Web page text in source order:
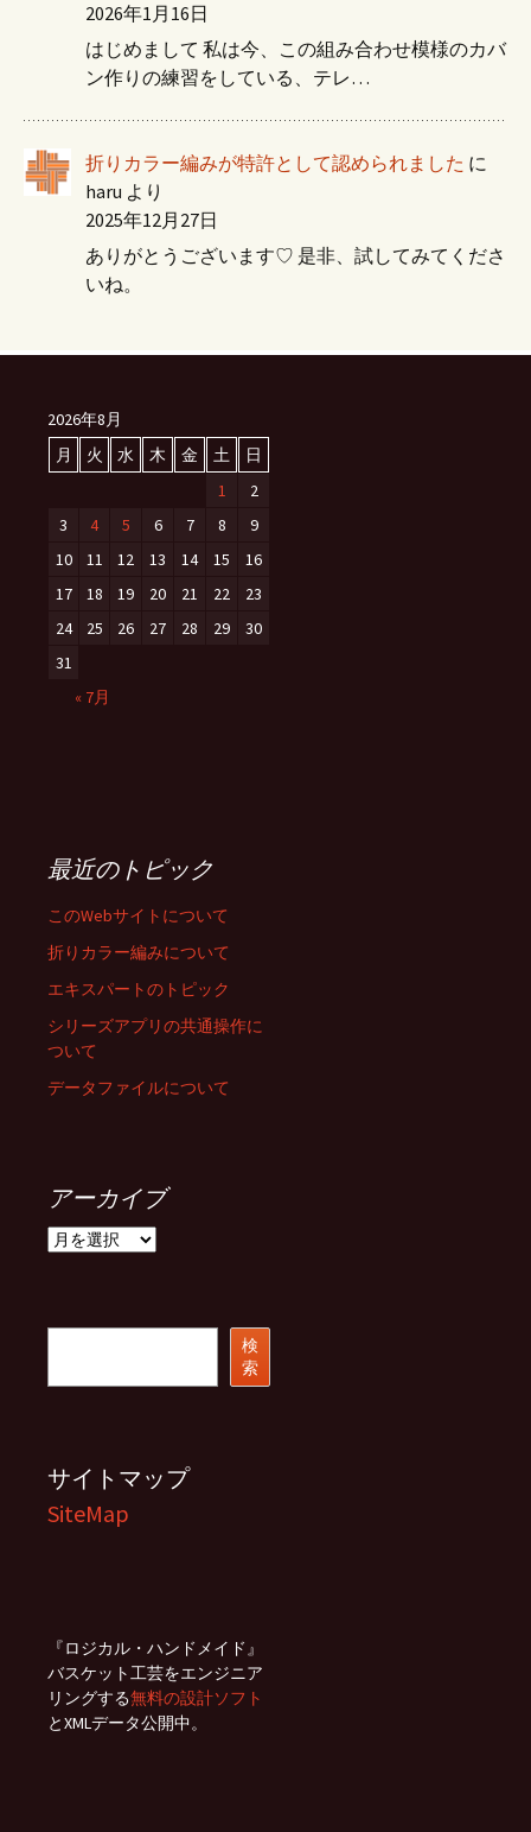
2026年1月16日
はじめまして 私は今、この組み合わせ模様のカバ
ン作りの練習をしている、テレ…
折りカラー編みが特許として認められました に
haru より
2025年12月27日
ありがとうございます♡ 是非、試してみてくださ
いね。
2026年8月
月
火 水 木 金 土
日
1
2
3
4 5 6 7 8
9
10
11 12 13 14 15
16
17
18 19 20 21 22
23
24
25 26 27 28 29
30
31
« 7月
最近のトピック
このWebサイトについて
折りカラー編みについて
エキスパートのトピック
シリーズアプリの共通操作に
ついて
データファイルについて
アーカイブ
ア
検
索
サイトマップ
SiteMap
『ロジカル・ハンドメイド』
バスケット工芸をエンジニア
リングする無料の設計ソフト
とXMLデータ公開中。